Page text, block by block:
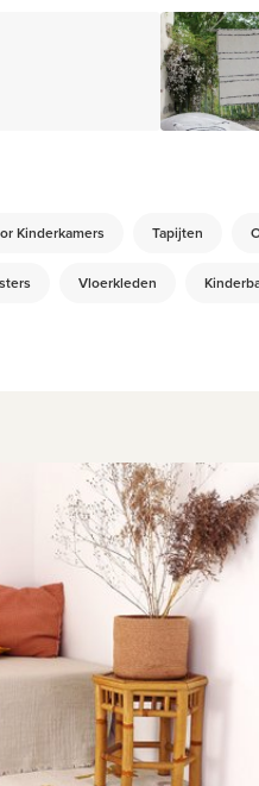
Kinderkamers Tapijten
Vloerkleden